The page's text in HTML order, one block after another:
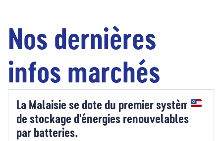
Nos dernières
infos marchés
La Malaisie se dote du premier système
de stockage d'énergies renouvelables
par batteries.